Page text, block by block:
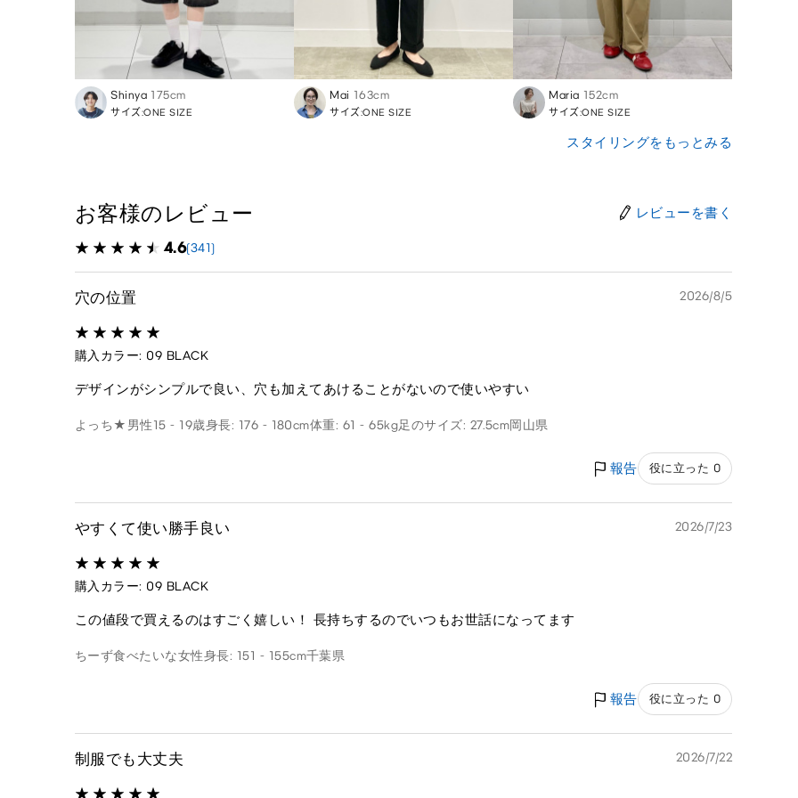
Shinya 175cm
サイズ:ONE SIZE
Mai 163cm
サイズ:ONE SIZE
Maria 152cm
サイズ:ONE SIZE
スタイリングをもっとみる
お客様のレビュー レビューを書く
4.6(341)
穴の位置 2026/8/5
購入カラー: 09 BLACK
デザインがシンプルで良い、穴も加えてあけることがないので使いやすい
よっち★ 男性15 - 19歳身長: 176 - 180cm体重: 61 - 65kg足のサイズ: 27.5cm岡山県
報告 役に立った 0
やすくて使い勝手良い 2026/7/23
購入カラー: 09 BLACK
この値段で買えるのはすごく嬉しい！ 長持ちするのでいつもお世話になってます
ちーず食べたいな女性身長: 151 - 155cm千葉県
報告 役に立った 0
制服でも大丈夫 2026/7/22